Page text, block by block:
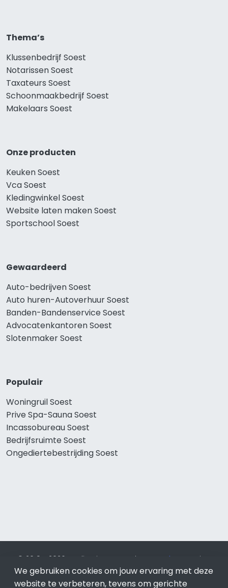
Thema’s
Klussenbedrijf Soest
Notarissen Soest
Taxateurs Soest
Schoonmaakbedrijf Soest
Makelaars Soest
Onze producten
Keuken Soest
Vca Soest
Kledingwinkel Soest
Website laten maken Soest
Sportschool Soest
Gewaardeerd
Auto-bedrijven Soest
Auto huren-Autoverhuur Soest
Banden-Bandenservice Soest
Advocatenkantoren Soest
Slotenmaker Soest
Populair
Woningruil Soest
Prive Spa-Sauna Soest
Incassobureau Soest
Bedrijfsruimte Soest
Ongediertebestrijding Soest
© 2019 - 2026 Realisatie en SEO door SEO-bureau
Lion
Internet. Betaal alleen voor bewezen resultaten?SEO
optimalisatie No Cure No Pay.Soest is onderdeel van Lion
We gebruiken cookies om jouw ervaring met deze
website te verbeteren, tevens om gerichte